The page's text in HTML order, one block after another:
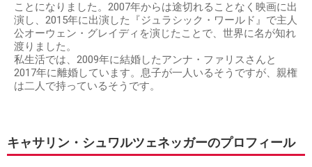
ことになりました。2007年からは途切れることなく映画に出
演し、2015年に出演した『ジュラシック・ワールド』で主人
公オーウェン・グレイディを演じたことで、世界に名が知れ
渡りました。
私生活では、2009年に結婚したアンナ・ファリスさんと
2017年に離婚しています。息子が一人いるそうですが、親権
は二人で持っているそうです。
キャサリン・シュワルツェネッガーのプロフィール